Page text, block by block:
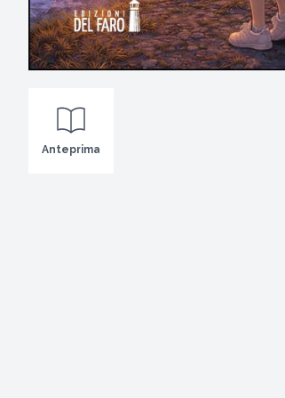
Anteprima